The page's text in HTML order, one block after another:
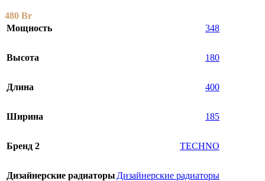
480 Br
Мощность
348
Высота 180
Длина 400
Ширина 185
Бренд 2 TECHNO
Дизайнерские радиаторы Дизайнерские радиаторы